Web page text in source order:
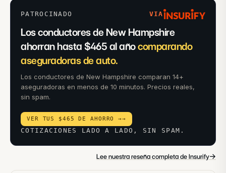
PATROCINADO VIA
Los conductores de New Hampshire
ahorran hasta $465 al añocomparando
aseguradoras de auto.
Los conductores de New Hampshire comparan 14+
aseguradoras en menos de 10 minutos. Precios reales,
sin spam.
VER TUS $465 DE AHORRO →→
COTIZACIONES LADO A LADO, SIN SPAM.
Lee nuestra reseña completa de Insurify→